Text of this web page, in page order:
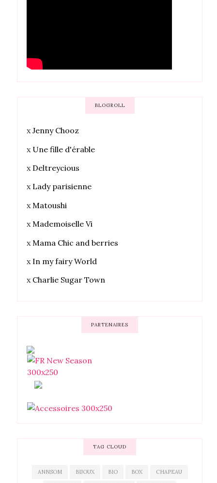
BLOGROLL
xJenny Chooz
x Une fille d'érable
x Deltreycious
x Lady parisienne
x Matoushi
xMademoiselle Vi
x Mama Chic and berries
x In my fairy World
x Charlie Sugar Town
PARTENAIRES
TAG CLOUD
ANNSOM BIJOUX BIO BOX CHAPEAU